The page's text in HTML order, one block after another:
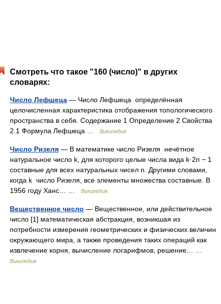
Смотреть что такое "160 (число)" в других
словарях:
Число Лефшеца — Число Лефшеца определённая
целочисленная характеристика отображения топологического
пространства в себя. Содержание 1 Определение 2 Свойства
2.1 Формула Лефшеца …
Википедия
Число Ризеля — В математике число Ризеля нечётное
натуральное число k, для которого целые числа вида k·2n − 1
составные для всех натуральных чисел n. Другими словами,
когда k число Ризеля, все элементы множества составные. В
1956 году Ханс… …
Википедия
Вещественное число — Вещественное, или действительное
число [1] математическая абстракция, возникшая из
потребности измерения геометрических и физических величин
окружающего мира, а также проведения таких операций как
извлечение корня, вычисление логарифмов, решение… …
Википедия